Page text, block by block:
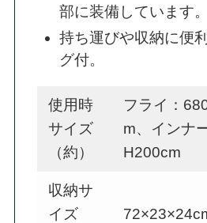
部に装備しています。
持ち運びや収納に便
グ付。
使用時
サイズ
（約）
フライ：
m、インナ
H200cm
収納サ
イズ